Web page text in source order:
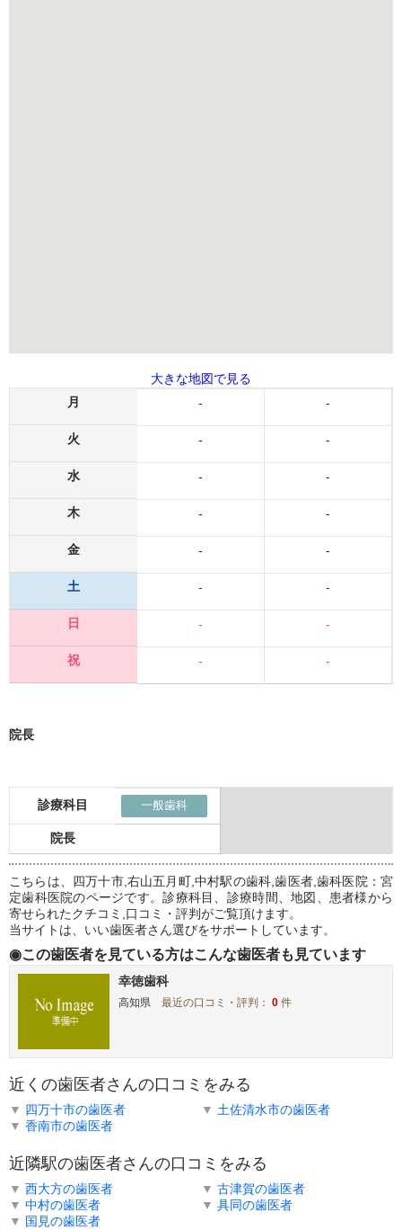
大きな地図で見る
月
火
水
木
金
土
日
祝
-
-
-
-
-
-
-
-
-
-
-
-
-
-
-
-
院長
診療科目 一般歯科
院長
こちらは、四万十市,右山五月町,中村駅の歯科,歯医者,歯科医院：宮
定歯科医院のページです。診療科目、診療時間、地図、患者様から
寄せられたクチコミ,口コミ・評判がご覧頂けます。
当サイトは、いい歯医者さん選びをサポートしています。
◉この歯医者を見ている方はこんな歯医者も見ています
幸徳歯科
高知県 最近の口コミ・評判：0 件
近くの歯医者さんの口コミをみる
▼ 四万十市の歯医者 ▼ 土佐清水市の歯医者
▼ 香南市の歯医者
近隣駅の歯医者さんの口コミをみる
▼ 西大方の歯医者 ▼ 古津賀の歯医者
▼ 中村の歯医者 ▼ 具同の歯医者
▼ 国見の歯医者